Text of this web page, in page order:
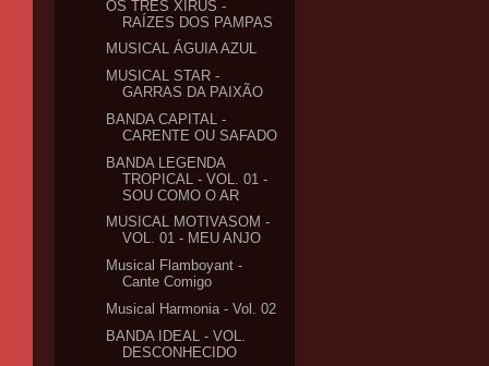
OS TRÊS XIRÚS -
RAÍZES DOS PAMPAS
MUSICAL ÁGUIA AZUL
MUSICAL STAR -
GARRAS DA PAIXÃO
BANDA CAPITAL -
CARENTE OU SAFADO
BANDA LEGENDA
TROPICAL - VOL. 01 -
SOU COMO O AR
MUSICAL MOTIVASOM -
VOL. 01 - MEU ANJO
Musical Flamboyant -
Cante Comigo
Musical Harmonia - Vol. 02
BANDA IDEAL - VOL.
DESCONHECIDO